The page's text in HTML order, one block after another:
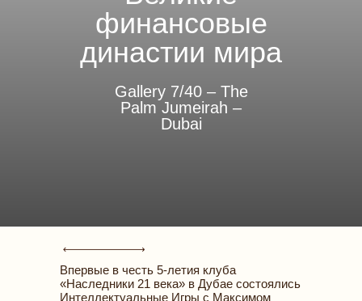
финансовые
династии мира
Gallery 7/40 – The
Palm Jumeirah –
Dubai
Впервые в честь 5-летия клуба
«Наследники 21 века» в Дубае состоялись
Интеллектуальные Игры с Максимом